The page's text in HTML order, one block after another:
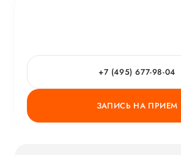
+7 (495) 677-98-04
ЗАПИСЬ НА ПРИЕМ